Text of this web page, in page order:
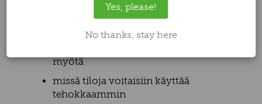
milloin vastaanotot ruuhkautuvat ja
myötä
missä tiloja voitaisiin käyttää
tehokkaammin
Yes, please!
No thanks, stay here